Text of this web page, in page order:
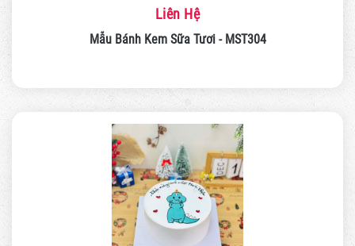
Liên Hệ
Mẫu Bánh Kem Sữa Tươi - MST304